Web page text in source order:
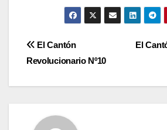
Navegación
El
El Cantón
Revolucionario Nº10